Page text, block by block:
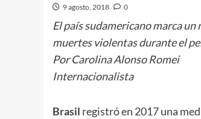
9 agosto, 2018 0
El país sudamericano marca
muertes violentas durante el
Por Carolina Alonso Romei
Internacionalista
Brasil registró en 2017 una